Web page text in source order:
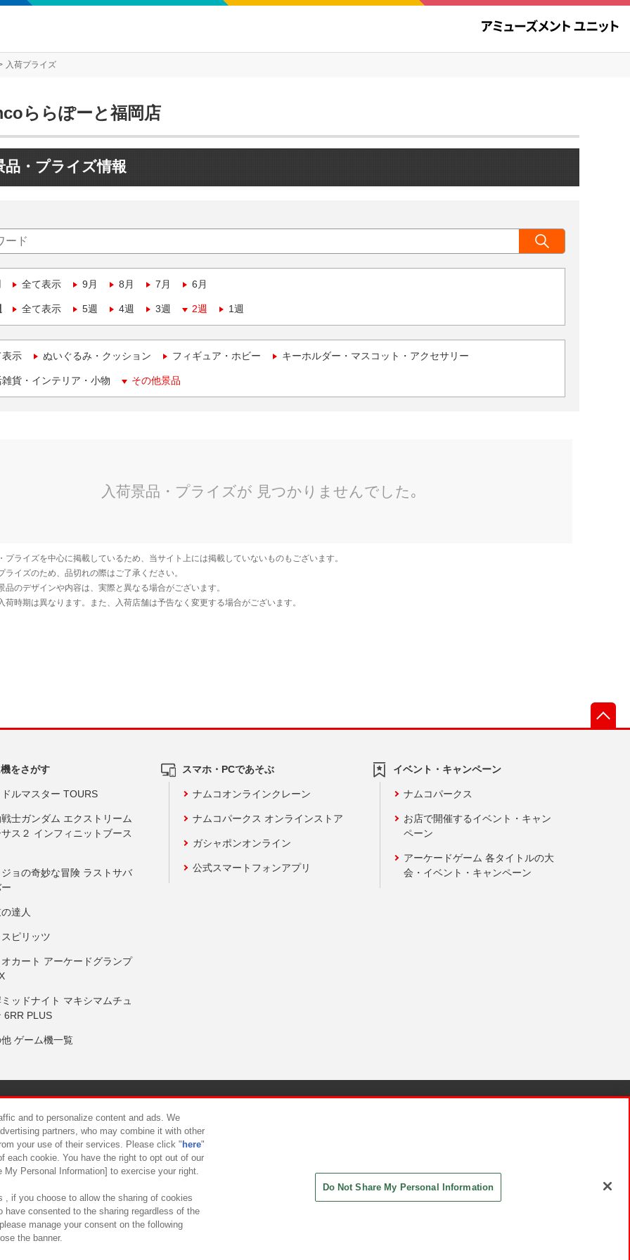
入荷プライズ
ららぽーと福岡店
品・プライズ情報
全て表示 9月 8月 7月 6月
全て表示 5週 4週 3週 2週 1週
表示 ぬいぐるみ・クッション フィギュア・ホビー キーホルダー・マスコット・アクセサリー
貨・インテリア・小物 その他景品
をさがす
ルマスター TOURS
士ガンダム エクストリーム
ス２ インフィニットブース
ョの奇妙な冒険 ラストサバ
達人
ピリッツ
カート アーケードグランプ
ッドナイト マキシマムチュ
6RR PLUS
ゲーム機一覧
スマホ・PCであそぶ
ナムコオンラインクレーン
ナムコパークス オンラインストア
ガシャポンオンライン
公式スマートフォンアプリ
イベント・キャンペーン
ナムコパークス
お店で開催するイベント・キャン
ペーン
アーケードゲーム 各タイトルの大
会・イベント・キャンペーン
について カスタマーハラスメント対応方針
and to personalize content and ads. We
partners, who may combine it with other
your use of their services. Please click " here"
each cookie. You have the right to opt out of our
Personal Information] to exercise your right.
, if you choose to allow the sharing of cookies
have consented to the sharing regardless of the
manage your consent on the following
the banner.
Do Not Share My Personal Information